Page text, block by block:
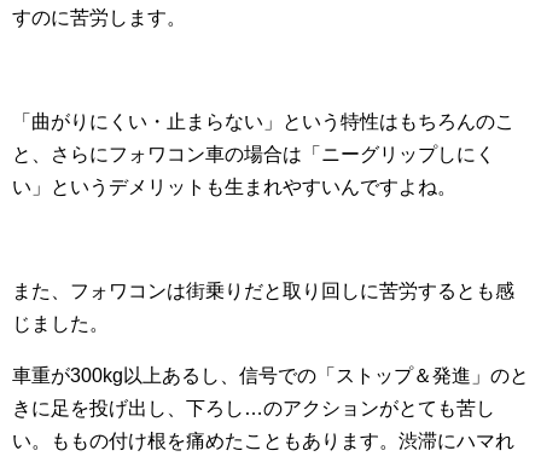
すのに苦労します。
「曲がりにくい・止まらない」という特性はもちろんのこ
と、さらにフォワコン車の場合は「ニーグリップしにく
い」というデメリットも生まれやすいんですよね。
また、フォワコンは街乗りだと取り回しに苦労するとも感
じました。
車重が300kg以上あるし、信号での「ストップ＆発進」のと
きに足を投げ出し、下ろし…のアクションがとても苦し
い。ももの付け根を痛めたこともあります。渋滞にハマれ